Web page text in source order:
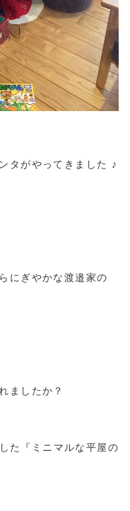
タがやってきました ♪
にぎやかな渡邉家の
ましたか？
た『ミニマルな平屋の